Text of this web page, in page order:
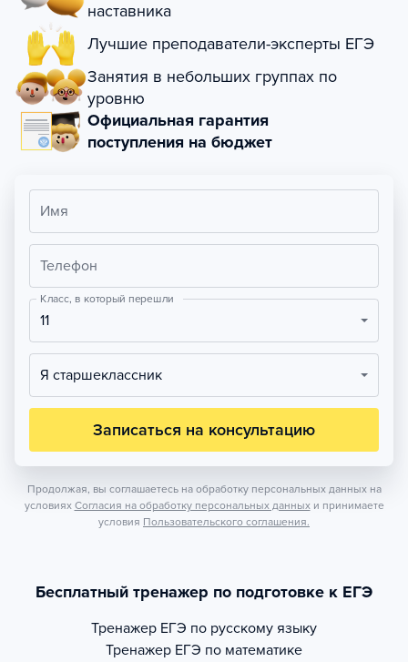
наставника
Лучшие преподаватели-эксперты ЕГЭ
Занятия в небольших группах по
уровню
Официальная гарантия
поступления на бюджет
Имя
Телефон
Класс, в который перешли
11
Я старшеклассник
Записаться на консультацию
Продолжая, вы соглашаетесь на обработку персональных данных на
условиях Согласия на обработку персональных данных и принимаете
условия Пользовательского соглашения.
Бесплатный тренажер по подготовке к ЕГЭ
Тренажер ЕГЭ по русскому языку
Тренажер ЕГЭ по математике